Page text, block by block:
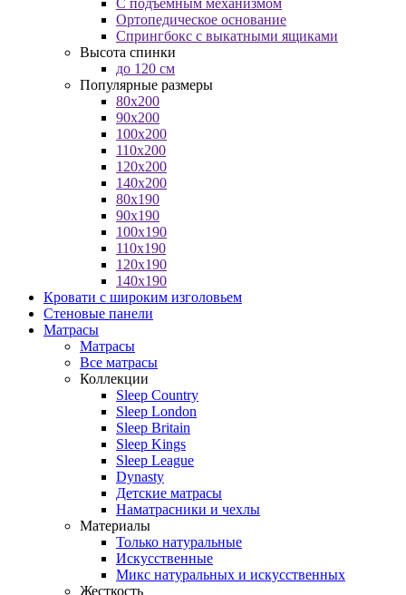
С подъемным механизмом
Ортопедическое основание
Спрингбокс с выкатными ящиками
Высота спинки
до 120 см
Популярные размеры
80x200
90x200
100x200
110x200
120x200
140x200
80x190
90x190
100x190
110x190
120x190
140x190
Кровати с широким изголовьем
Стеновые панели
Матрасы
Матрасы
Все матрасы
Коллекции
Sleep Country
Sleep London
Sleep Britain
Sleep Kings
Sleep League
Dynasty
Детские матрасы
Наматрасники и чехлы
Материалы
Только натуральные
Искусственные
Микс натуральных и искусственных
Жесткость